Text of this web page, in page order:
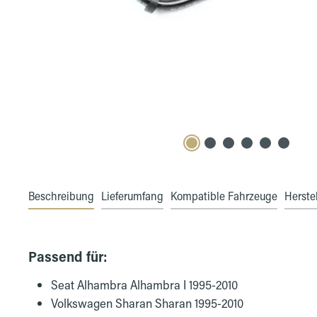
Beschreibung Lieferumfang Kompatible Fahrzeuge
Passend für:
Seat Alhambra Alhambra I 1995-2010
Volkswagen Sharan Sharan 1995-2010